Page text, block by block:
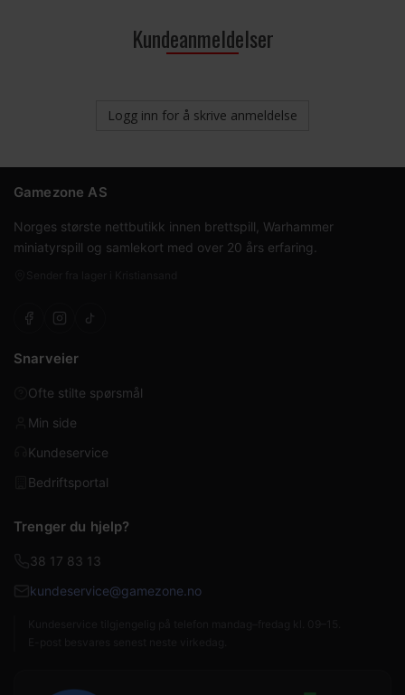
Kundeanmeldelser
Logg inn for å skrive anmeldelse
Gamezone AS
Norges største nettbutikk innen brettspill, Warhammer
miniatyrspill og samlekort med over 20 års erfaring.
Snarveier
Ofte stilte spørsmål
Min side
Kundeservice
Bedriftsportal
Trenger du hjelp?
38 17 83 13
kundeservice@gamezone.no